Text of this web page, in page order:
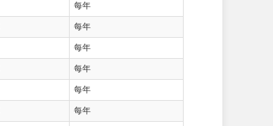
每年
每年
每年
每年
每年
每年